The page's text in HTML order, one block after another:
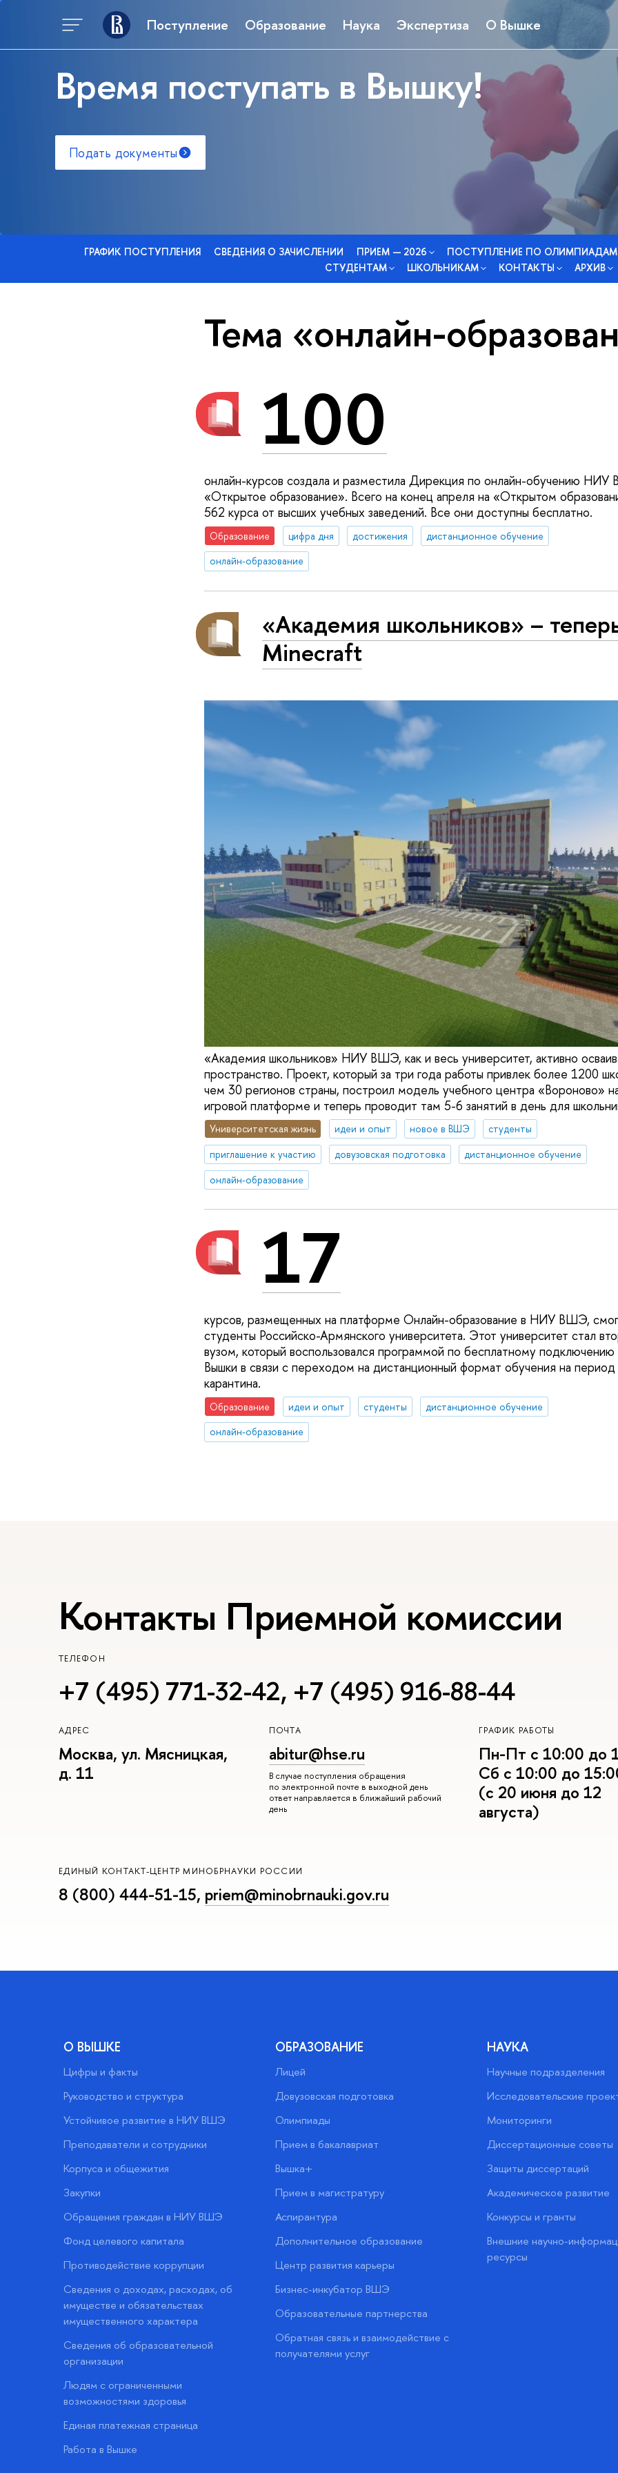
Поступление Образование Наука Экспертиза О Вышке
Время поступать в Вышку!
Подать документы
ГРАФИК ПОСТУПЛЕНИЯ СВЕДЕНИЯ О ЗАЧИСЛЕНИИ ПРИЕМ — 2026
ПОСТУПЛЕНИЕ ПО ОЛИМПИАДАМ
СТУДЕНТАМ
ШКОЛЬНИКАМ КОНТАКТЫ АРХИВ
Тема «онлайн-
100
онлайн-курсов создала и разместила Дирекция по онлайн-обучению
«Открытое образование». Всего на конец апреля на «Открытом
562 курса от высших учебных заведений. Все они доступны бесплатно.
Образование цифра дня достижения
дистанционное обучение
онлайн-образование
«Академия школьников» –
Minecraft
«Академия школьников» НИУ ВШЭ, как и весь университет, активно
пространство. Проект, который за три года работы привлек более 1200
чем 30 регионов страны, построил модель учебного центра «Вороново»
игровой платформе и теперь проводит там 5-6 занятий в день для
Университетская жизнь идеи и опыт новое в ВШЭ
студенты
приглашение к участию
довузовская подготовка
дистанционное обучение
онлайн-образование
17
курсов, размещенных на платформе Онлайн-образование в НИУ ВШЭ,
студенты Российско-Армянского университета. Этот университет стал
вузом, который воспользовался программой по бесплатному
Вышки в связи с переходом на дистанционный формат обучения на
карантина.
Образование идеи и опыт студенты
дистанционное обучение
онлайн-образование
Контакты Приемной комиссии
ТЕЛЕФОН
+7 (495) 771-32-42, +7 (495) 916-88-44
АДРЕС
Москва, ул. Мясницкая,
д. 11
ПОЧТА
abitur@hse.ru
В случае поступления обращения
по электронной почте в выходной день
ответ направляется в ближайший рабочий
день
ГРАФИК РАБОТЫ
Пн-Пт с 10:00 до
Сб с 10:00 до
(с 20 июня до 12
августа)
ЕДИНЫЙ КОНТАКТ-ЦЕНТР МИНОБРНАУКИ РОССИИ
8 (800) 444-51-15, priem@minobrnauki.gov.ru
О ВЫШКЕ
Цифры и факты
Руководство и структура
Устойчивое развитие в НИУ ВШЭ
Преподаватели и сотрудники
Корпуса и общежития
Закупки
Обращения граждан в НИУ ВШЭ
Фонд целевого капитала
Противодействие коррупции
Сведения о доходах, расходах, об
имуществе и обязательствах
имущественного характера
Сведения об образовательной
организации
Людям с ограниченными
возможностями здоровья
Единая платежная страница
Работа в Вышке
ОБРАЗОВАНИЕ
Лицей
Довузовская подготовка
Олимпиады
Прием в бакалавриат
Вышка+
Прием в магистратуру
Аспирантура
Дополнительное образование
Центр развития карьеры
Бизнес-инкубатор ВШЭ
Образовательные партнерства
Обратная связь и взаимодействие с
получателями услуг
НАУКА
Научные подразделения
Исследовательские
Мониторинги
Диссертационные советы
Защиты диссертаций
Академическое развитие
Конкурсы и гранты
Внешние научно-
ресурсы